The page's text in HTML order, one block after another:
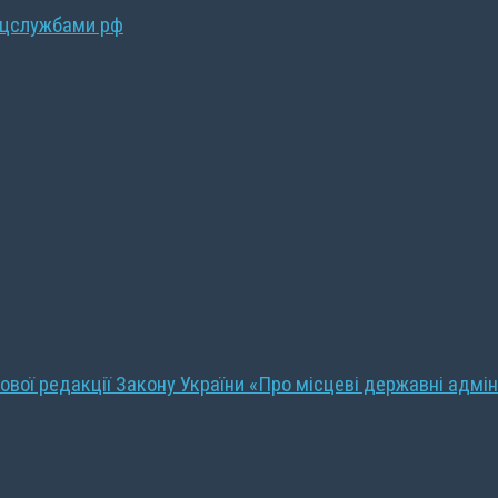
рф
редакції Закону України «Про місцеві державні